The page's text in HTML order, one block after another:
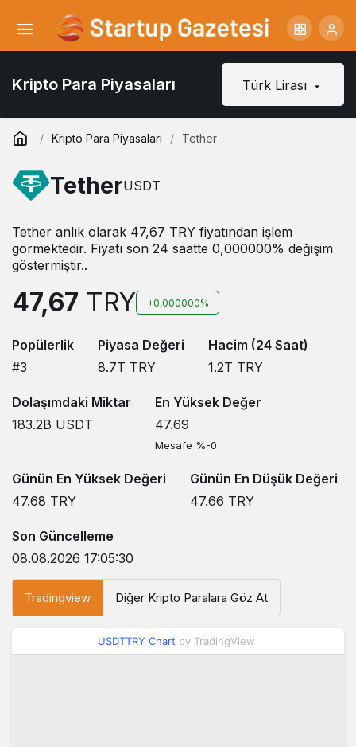
Kripto Para Piyasaları Türk Lirası
Kripto Para Piyasaları Tether
TetherUSDT
Tether anlık olarak 47,67 TRY fiyatından işlem
görmektedir. Fiyatı son 24 saatte 0,000000% değişim
göstermiştir..
47,67 TRY +0,000000%
Popülerlik
#3
Piyasa Değeri
8.7T TRY
Hacim (24 Saat)
1.2T TRY
Dolaşımdaki Miktar
183.2B USDT
En Yüksek Değer
47.69
Mesafe %-0
Günün En Yüksek Değeri
47.68 TRY
Günün En Düşük Değeri
47.66 TRY
Son Güncelleme
08.08.2026 17:05:30
Tradingview Diğer Kripto Paralara Göz At
USDTTRY Chart by TradingView